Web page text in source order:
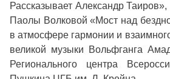
Рассказывает Александр
Паолы Волковой «Мост над
в атмосфере гармонии и
великой музыки Вольфганга
Регионального центра